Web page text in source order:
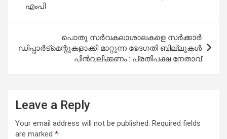
എംപി
പൊതു സര്‍വകലാശാലകളെ സര്‍ക്കാര്‍
ഡിപ്പാര്‍ട്‌മെന്റുകളാക്കി മാറ്റുന്ന ഭേദഗതി ബില്ലുകള്‍
പിന്‍വലിക്കണം : പ്രതിപക്ഷ നേതാവ്
Leave a Reply
Your email address will not be published. Required fields
are marked *